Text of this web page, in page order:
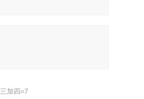
加四=7